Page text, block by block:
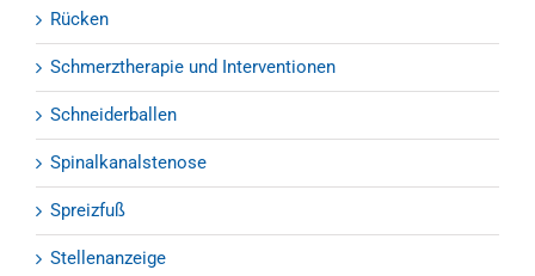
Rücken
Schmerztherapie und Interventionen
Schneiderballen
Spinalkanalstenose
Spreizfuß
Stellenanzeige